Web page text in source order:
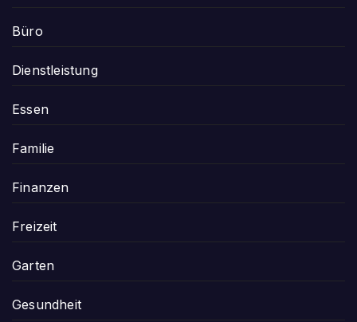
Büro
Dienstleistung
Essen
Familie
Finanzen
Freizeit
Garten
Gesundheit